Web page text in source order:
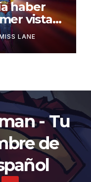
haber
vistazo
LANE
- Tu
de